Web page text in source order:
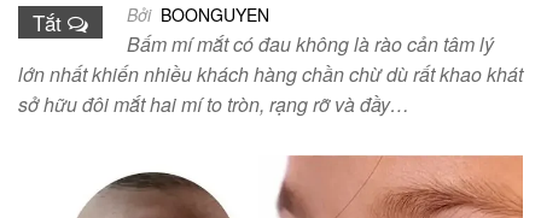
Tắt Bởi BOONGUYEN
Bấm mí mắt có đau không là rào cản tâm lý
lớn nhất khiến nhiều khách hàng chần chừ dù rất khao khát
sở hữu đôi mắt hai mí to tròn, rạng rỡ và đầy…